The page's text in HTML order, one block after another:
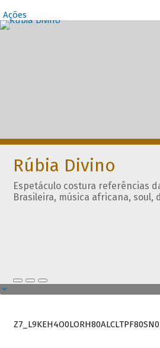
Ações
Rúbia Divino
Espetáculo costura referências
Brasileira, música africana, soul,
Z7_L9KEH4O0LORH80ALCLTPF80SN0